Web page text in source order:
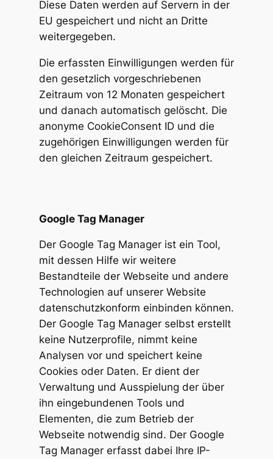
Diese Daten werden auf Servern in der
EU gespeichert und nicht an Dritte
weitergegeben.
Die erfassten Einwilligungen werden für
den gesetzlich vorgeschriebenen
Zeitraum von 12 Monaten gespeichert
und danach automatisch gelöscht. Die
anonyme CookieConsent ID und die
zugehörigen Einwilligungen werden für
den gleichen Zeitraum gespeichert.
Google Tag Manager
Der Google Tag Manager ist ein Tool,
mit dessen Hilfe wir weitere
Bestandteile der Webseite und andere
Technologien auf unserer Website
datenschutzkonform einbinden können.
Der Google Tag Manager selbst erstellt
keine Nutzerprofile, nimmt keine
Analysen vor und speichert keine
Cookies oder Daten. Er dient der
Verwaltung und Ausspielung der über
ihn eingebundenen Tools und
Elementen, die zum Betrieb der
Webseite notwendig sind. Der Google
Tag Manager erfasst dabei Ihre IP-